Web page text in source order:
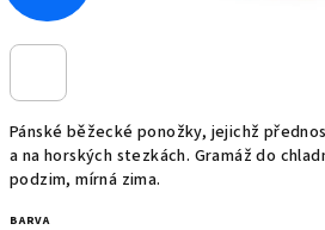
Pánské běžecké ponožky, jejichž
a na horských stezkách. Gramáž do
podzim, mírná zima.
BARVA